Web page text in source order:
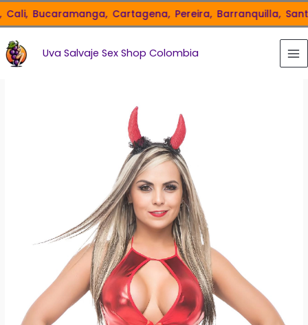
al
contenido
Bucaramanga, Cartagena, Pereira, Barranquilla, Santa
Uva Salvaje Sex Shop Colombia